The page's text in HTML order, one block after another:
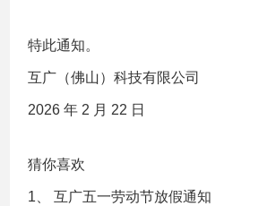
特此通知。
互广（佛山）科技有限公司
2026 年 2 月 22 日
猜你喜欢
1、 互广五一劳动节放假通知